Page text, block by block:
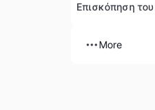
Επισκόπηση
More